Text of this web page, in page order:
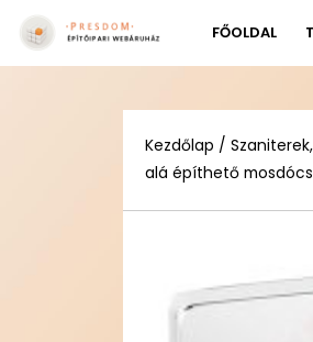
FŐOLDAL
Kezdőlap /
alá építhető